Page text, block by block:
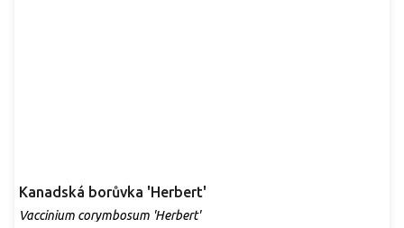
Kanadská borůvka 'Herbert'
Vaccinium corymbosum 'Herbert'